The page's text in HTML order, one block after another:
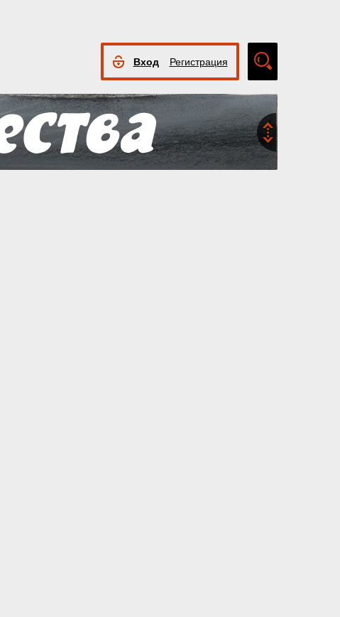
Вход Регистрация
поиск